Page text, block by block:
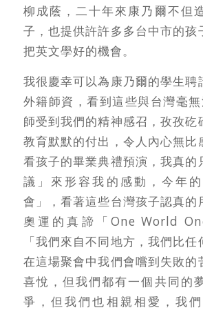
柳成蔭，二十年來康乃爾不但
子，也提供許許多多台中市的孩
把英文學好的機會。
我很慶幸可以為康乃爾的學生聘
外籍師資，看到這些與台灣毫
師受到我們的精神感召，孜孜矻
教育默默的付出，令人內心無比
看孩子的畢業典禮預演，我真的
議」來形容我的感動，今年
會」，看著這些台灣孩子認真的
奧運的真諦「One World
「我們來自不同地方，我們比任
在這場聚會中我們會嚐到失敗的
喜悅，但我們都有一個共同的
爭，但我們也相親相愛，我